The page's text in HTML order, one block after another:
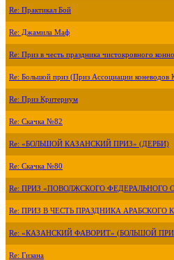
Re: Практикал Бой
Re: Джамила Маф
Re: Приз в честь праздника чистокровного
Re: Большой приз (Приз Ассоциации коневодов
Re: Приз Критериум
Re: Скачка №82
Re: «БОЛЬШОЙ КАЗАНСКИЙ ПРИЗ» (ДЕРБИ)
Re: Скачка №80
Re: ПРИЗ «ПОВОЛЖСКОГО ФЕДЕРАЛЬНОГО
Re: ПРИЗ В ЧЕСТЬ ПРАЗДНИКА АРАБСКОГО
Re: «КАЗАНСКИЙ ФАВОРИТ» (БОЛЬШОЙ
Re: Гизана